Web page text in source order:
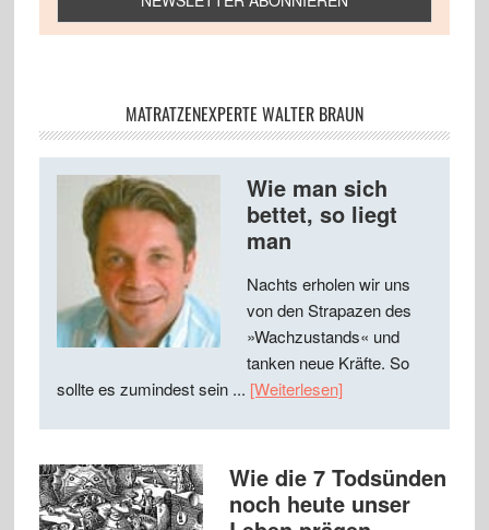
MATRATZENEXPERTE WALTER BRAUN
Wie man sich
bettet, so liegt
man
Nachts erholen wir uns
von den Strapazen des
»Wachzustands« und
tanken neue Kräfte. So
sollte es zumindest sein ... [Weiterlesen]
Wie die 7 Todsünden
noch heute unser